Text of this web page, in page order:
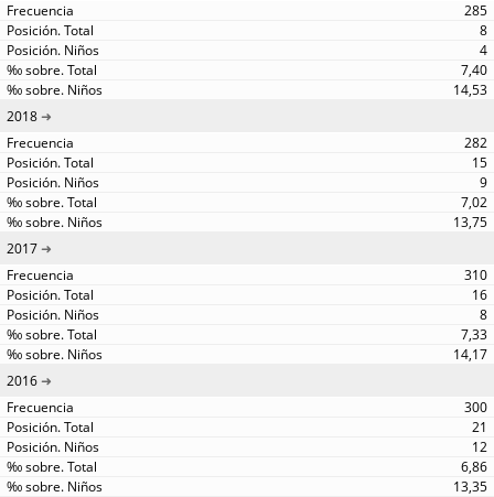
285
8
4
7,40
14,53
2018
282
15
9
7,02
13,75
2017
310
16
8
7,33
14,17
2016
300
21
12
6,86
13,35